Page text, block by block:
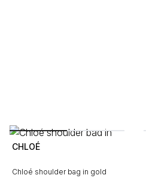
CHLOÉ
Chloé shoulder bag in gold